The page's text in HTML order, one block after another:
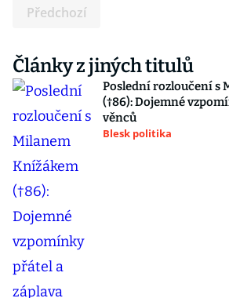
Předchozí
Články z jiných titulů
Poslední rozloučení s
(†86): Dojemné
věnců
Blesk politika